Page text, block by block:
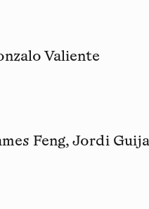
Valiente
Feng, Jordi